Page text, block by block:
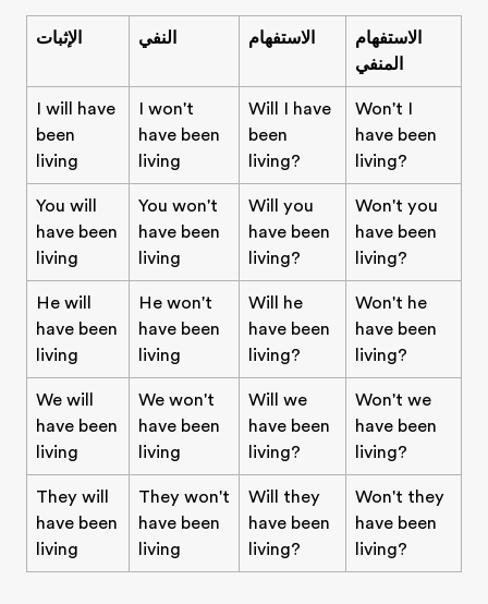
الإثبات النفي الاستفهام
الاستفهام
المنفي
I will have
been
living
I won't
have been
living
Will I have
been
living?
Won't I
have been
living?
You will
have been
living
You won't
have been
living
Will you
have been
living?
Won't you
have been
living?
He will
have been
living
He won't
have been
living
Will he
have been
living?
Won't he
have been
living?
We will
have been
living
We won't
have been
living
Will we
have been
living?
Won't we
have been
living?
They will
have been
living
They won't
have been
living
Will they
have been
living?
Won't they
have been
living?